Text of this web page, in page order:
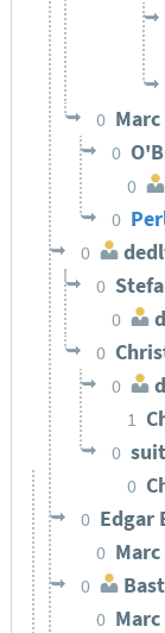
0
0
0
0
0
0
0
0
0
1
0
0
0 Edgar
0
0
0